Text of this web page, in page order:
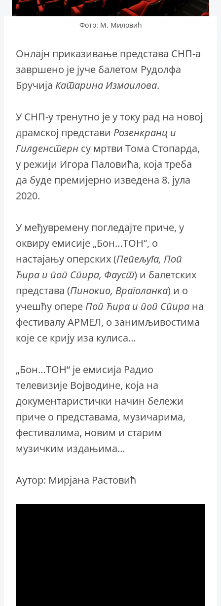
Фото: М. Миловић
Онлајн приказивање представа СНП-а
завршено је јуче балетом Рудолфа
Бручија Катарина Измаилова.
У СНП-у тренутно је у току рад на новој
драмској представи Розенкранц и
Гилденстерн су мртви Тома Стопарда,
у режији Игора Паловића, која треба
да буде премијерно изведена 8. јула
2020.
У међувремену погледајте приче, у
оквиру емисије „Бон…ТОН“, о
настајању оперских (Пепељуга, Поп
Ћира и поп Спира, Фауст) и балетских
представа (Пинокио, Враголанка) и о
учешћу опере Поп Ћира и поп Спира на
фестивалу АРМЕЛ, о занимљивостима
које се крију иза кулиса…
„Бон…ТОН“ је емисија Радио
телевизије Војводине, која на
документаристички начин бележи
приче о представама, музичарима,
фестивалима, новим и старим
музичким издањима…
Аутор: Мирјана Растовић